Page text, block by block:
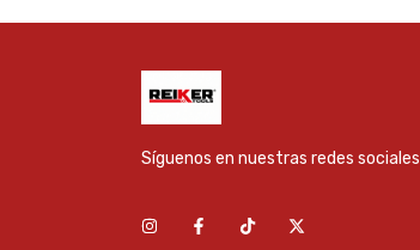
Síguenos en nuestras redes sociales